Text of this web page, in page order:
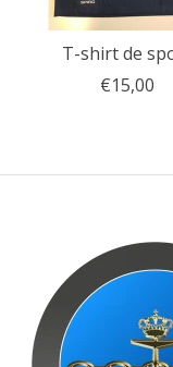
T-shirt de
€15,00